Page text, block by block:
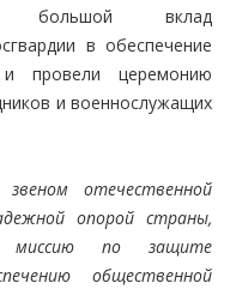
большой вклад
в обеспечение
и провели церемонию
и военнослужащих
звеном отечественной
опорой страны,
миссию по защите
общественной